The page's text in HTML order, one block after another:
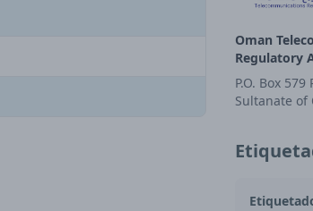
Oman
Regulatory
P.O. Box
Sultanate of